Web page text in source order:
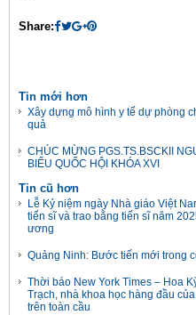
Share:
Tin mới hơn
Xây dựng mô hình y tế dự phòng
quả
CHÚC MỪNG PGS.TS.BSCKII
BIỂU QUỐC HỘI KHÓA XVI
Tin cũ hơn
Lễ Kỷ niệm ngày Nhà giáo Việt
tiến sĩ và trao bằng tiến sĩ năm
ương
Quảng Ninh: Bước tiến mới trong
Thời báo New York Times – Hoa
Trạch, nhà khoa học hàng đầu
trên toàn cầu